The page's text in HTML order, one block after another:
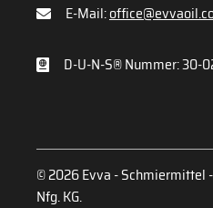
E-Mail:
D-U-N-S® Nummer: 30-
© 2026 Evva - Schmiermittel
Nfg. KG.